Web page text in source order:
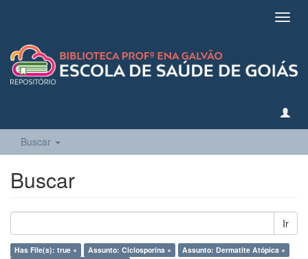
Buscar
Buscar
Ir
Has File(s): true × Assunto: Ciclosporina ×
Assunto: Dermatite Atópica ×